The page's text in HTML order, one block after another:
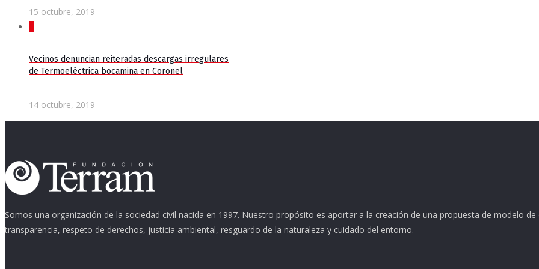
15 octubre, 2019
Vecinos denuncian reiteradas descargas irregulares
de Termoeléctrica bocamina en Coronel
14 octubre, 2019
Somos una organización de la sociedad civil nacida en 1997. Nuestro propósito es aportar a la creación de una propuesta de modelo
transparencia, respeto de derechos, justicia ambiental, resguardo de la naturaleza y cuidado del entorno.